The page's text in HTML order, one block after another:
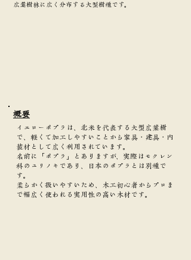
広葉樹林に広く分布する大型樹種です。
​概要
イエローポプラは、北米を代表する大型広葉樹
で、軽くて加工しやすいことから家具・建具・内
装材として広く利用されています。
名前に「ポプラ」とありますが、実際はモクレン
科のユリノキであり、日本のポプラとは別種で
す。
柔らかく扱いやすいため、木工初心者からプロま
で幅広く使われる実用性の高い木材です。